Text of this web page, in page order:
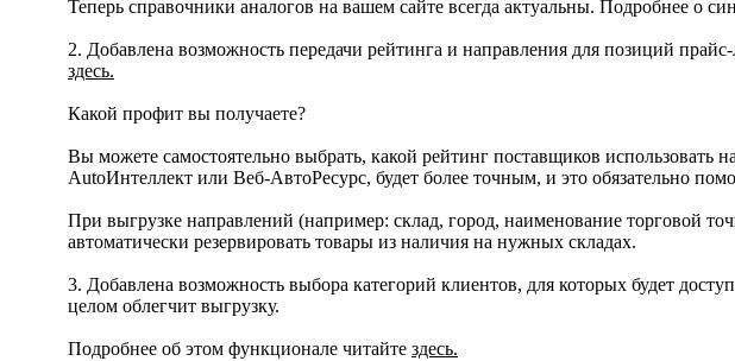
Теперь справочники аналогов на вашем сайте всегда актуальны. Подробнее о
2. Добавлена возможность передачи рейтинга и направления для позиций
здесь.
Какой профит вы получаете?
Вы можете самостоятельно выбрать, какой рейтинг поставщиков использовать
AutoИнтеллект или Веб-АвтоРесурс, будет более точным, и это обязательно
При выгрузке направлений (например: склад, город, наименование торговой
автоматически резервировать товары из наличия на нужных складах.
3. Добавлена возможность выбора категорий клиентов, для которых будет
целом облегчит выгрузку.
Подробнее об этом функционале читайте здесь.